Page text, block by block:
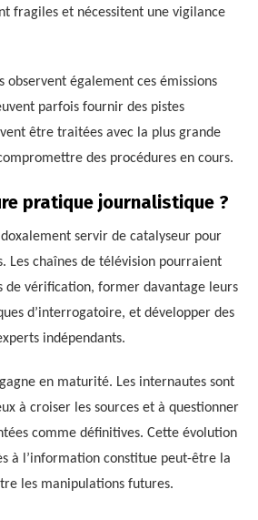
fragiles et nécessitent une vigilance
observent également ces émissions
parfois fournir des pistes
être traitées avec la plus grande
des procédures en cours.
pratique journalistique ?
servir de catalyseur pour
Les chaînes de télévision pourraient
de vérification, former davantage leurs
d’interrogatoire, et développer des
indépendants.
en maturité. Les internautes sont
à croiser les sources et à questionner
comme définitives. Cette évolution
à l’information constitue peut-être la
les manipulations futures.